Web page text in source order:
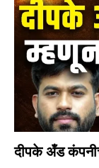
दीपके अँड